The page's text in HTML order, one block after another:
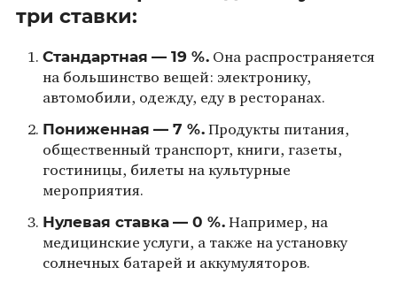
три ставки:
Стандартная — 19 %.Она распространяется
на большинство вещей: электронику,
автомобили, одежду, еду в ресторанах.
Пониженная — 7 %.Продукты питания,
общественный транспорт, книги, газеты,
гостиницы, билеты на культурные
мероприятия.
Нулевая ставка — 0 %.Например, на
медицинские услуги, а также на установку
солнечных батарей и аккумуляторов.